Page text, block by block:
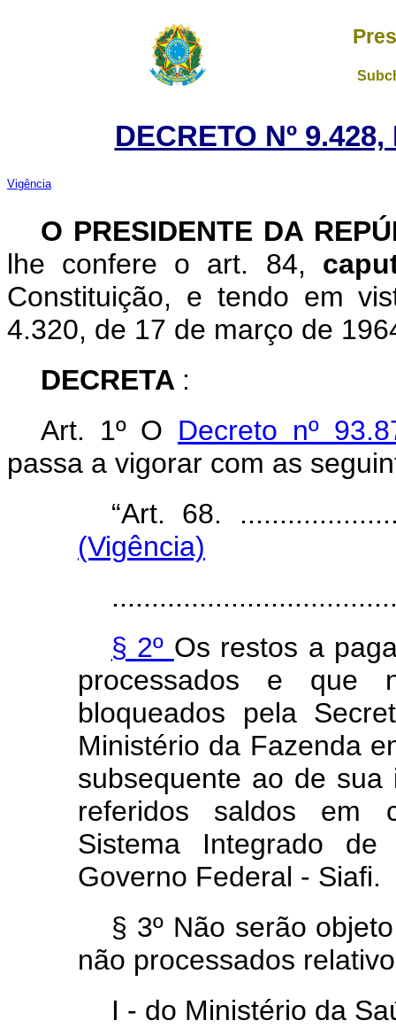
DECRETO Nº
Vigência
O PRESIDENTE DA
lhe confere o art. 84,
Constituição, e tendo em
4.320, de 17 de março de
DECRETA :
Art. 1º O Decreto nº
passa a vigorar com as
“Art. 68.
(Vigência)
§ 2º Os restos a
processados e que
bloqueados pela
Ministério da Fazenda
subsequente ao de
referidos saldos em
Sistema Integrado de
Governo Federal - Siafi.
§ 3º Não serão
não processados
I - do Ministério da